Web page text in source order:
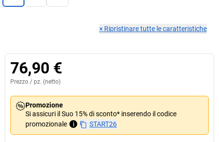
× Ripristinare tutte le caratteristiche
76,90 €
Prezzo / pz. (netto)
Promozione
Si assicuri il Suo 15% di sconto* inserendo il codice
promozionale
i START26